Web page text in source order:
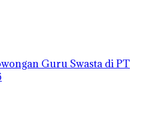
Guru Swasta di PT